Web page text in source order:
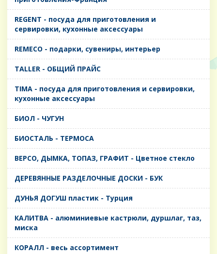
REGENT - посуда для приготовления и
сервировки, кухонные аксессуары
REMECO - подарки, сувениры, интерьер
TALLER - ОБЩИЙ ПРАЙС
TIMA - посуда для приготовления и сервировки,
кухонные аксессуары
БИОЛ - ЧУГУН
БИОСТАЛЬ - ТЕРМОСА
ВЕРСО, ДЫМКА, ТОПАЗ, ГРАФИТ - Цветное стекло
ДЕРЕВЯННЫЕ РАЗДЕЛОЧНЫЕ ДОСКИ - БУК
ДУНЬЯ ДОГУШ пластик - Турция
КАЛИТВА - алюминиевые кастрюли, дуршлаг, таз,
миска
КОРАЛЛ - весь ассортимент